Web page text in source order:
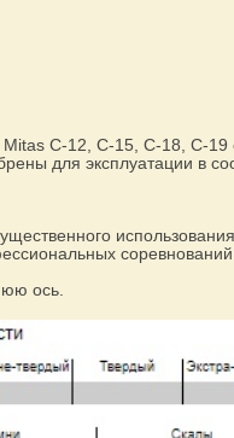
C-12, C-15, C-18, C-19
для эксплуатации в
ось.